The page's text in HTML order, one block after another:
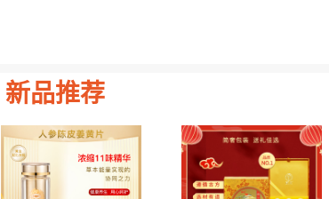
新品推荐